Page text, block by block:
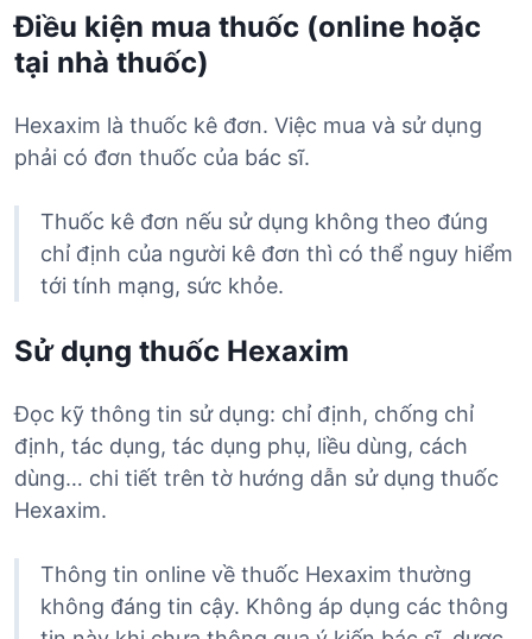
Điều kiện mua thuốc (online hoặc
tại nhà thuốc)
Hexaxim là thuốc kê đơn. Việc mua và sử dụng
phải có đơn thuốc của bác sĩ.
Thuốc kê đơn nếu sử dụng không theo đúng
chỉ định của người kê đơn thì có thể nguy hiểm
tới tính mạng, sức khỏe.
Sử dụng thuốc Hexaxim
Đọc kỹ thông tin sử dụng: chỉ định, chống chỉ
định, tác dụng, tác dụng phụ, liều dùng, cách
dùng… chi tiết trên tờ hướng dẫn sử dụng thuốc
Hexaxim.
Thông tin online về thuốc Hexaxim thường
không đáng tin cậy. Không áp dụng các thông